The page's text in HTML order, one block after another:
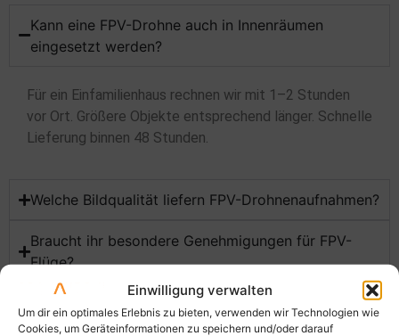
Einwilligung verwalten
Um dir ein optimales Erlebnis zu bieten, verwenden wir Technologien wie
Cookies, um Geräteinformationen zu speichern und/oder darauf
Kann eine FPV-Drohne auch in Innenräumen
eingesetzt werden?
Für ein Einfamilienhaus rechnen wir mit 1–2 Stunden
vor Ort. Größere Objekte entsprechend länger. Schnelle
Lieferung binnen 48 Stunden.
Welche Bildqualität liefern FPV-Drohnenaufnahmen?
Braucht ihr besondere Genehmigungen für FPV-
Flüge?
Wie laut ist eine FPV-Drohne im Einsatz?